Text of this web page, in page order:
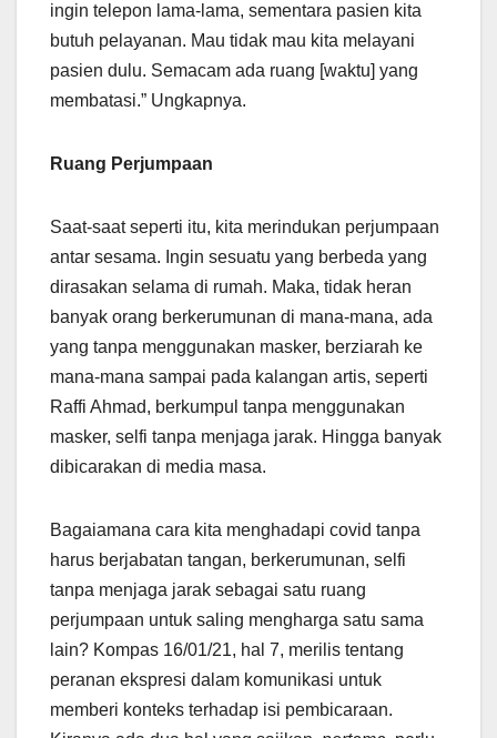
ingin telepon lama-lama, sementara pasien kita
butuh pelayanan. Mau tidak mau kita melayani
pasien dulu. Semacam ada ruang [waktu] yang
membatasi.” Ungkapnya.
Ruang Perjumpaan
Saat-saat seperti itu, kita merindukan perjumpaan
antar sesama. Ingin sesuatu yang berbeda yang
dirasakan selama di rumah. Maka, tidak heran
banyak orang berkerumunan di mana-mana, ada
yang tanpa menggunakan masker, berziarah ke
mana-mana sampai pada kalangan artis, seperti
Raffi Ahmad, berkumpul tanpa menggunakan
masker, selfi tanpa menjaga jarak. Hingga banyak
dibicarakan di media masa.
Bagaiamana cara kita menghadapi covid tanpa
harus berjabatan tangan, berkerumunan, selfi
tanpa menjaga jarak sebagai satu ruang
perjumpaan untuk saling mengharga satu sama
lain? Kompas 16/01/21, hal 7, merilis tentang
peranan ekspresi dalam komunikasi untuk
memberi konteks terhadap isi pembicaraan.